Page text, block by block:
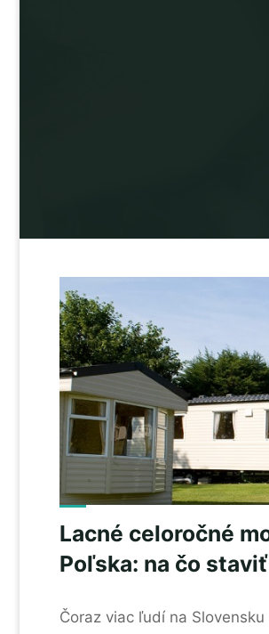
Lacné celoročné
Poľska: na čo
Čoraz viac ľudí na